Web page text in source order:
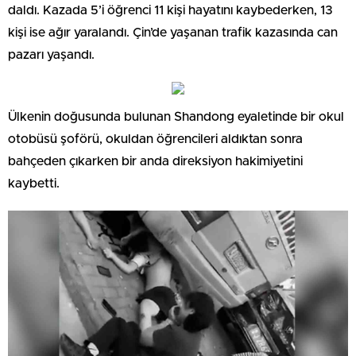
daldı. Kazada 5’i öğrenci 11 kişi hayatını kaybederken, 13
kişi ise ağır yaralandı. Çin’de yaşanan trafik kazasında can
pazarı yaşandı.
Ülkenin doğusunda bulunan Shandong eyaletinde bir okul
otobüsü şoförü, okuldan öğrencileri aldıktan sonra
bahçeden çıkarken bir anda direksiyon hakimiyetini
kaybetti.